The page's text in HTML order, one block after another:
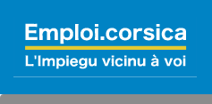
Rechercher: